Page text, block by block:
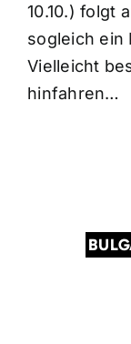
10.10.) folgt
sogleich ein
Vielleicht
hinfahren…